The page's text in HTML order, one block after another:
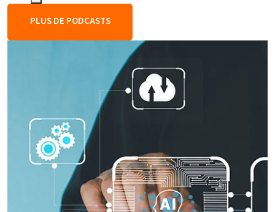
PLUS DE PODCASTS